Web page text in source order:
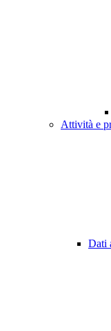
Attività e
Dati